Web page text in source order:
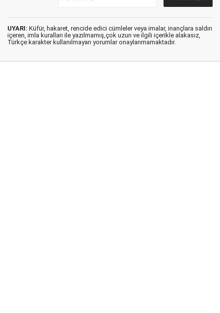
UYARI: Küfür, hakaret, rencide edici cümleler veya imalar, inançlara saldırı
içeren, imla kuralları ile yazılmamış,çok uzun ve ilgili içerikle alakasız,
Türkçe karakter kullanılmayan yorumlar onaylanmamaktadır.